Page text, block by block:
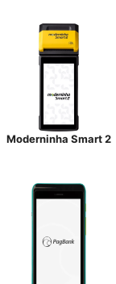
Moderninha Smart 2